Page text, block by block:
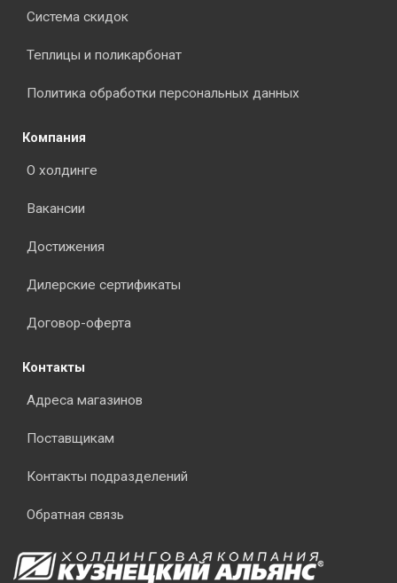
Система скидок
Теплицы и поликарбонат
Политика обработки персональных данных
Компания
О холдинге
Вакансии
Достижения
Дилерские сертификаты
Договор-оферта
Контакты
Адреса магазинов
Поставщикам
Контакты подразделений
Обратная связь